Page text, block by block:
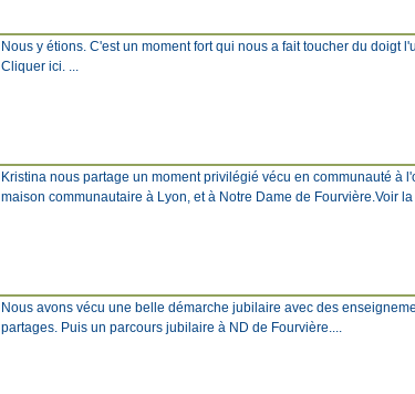
Nous y étions. C'est un moment fort qui nous a fait toucher du doigt
Cliquer ici. ...
Kristina nous partage un moment privilégié vécu en communauté à
maison communautaire à Lyon, et à Notre Dame de Fourvière.Voir
Nous avons vécu une belle démarche jubilaire avec des
partages. Puis un parcours jubilaire à ND de Fourvière....